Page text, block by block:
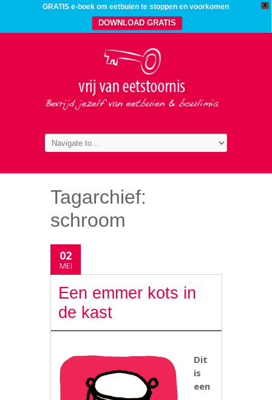
X
GRATIS e-boek om eetbuien te stoppen en voorkomen
DOWNLOAD GRATIS
Tagarchief:
schroom
02
MEI
Een emmer kots in
de kast
Dit
is
een